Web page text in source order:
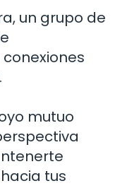
un grupo de
mutuo
tus